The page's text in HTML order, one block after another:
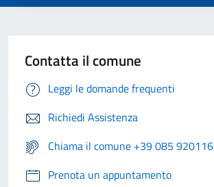
Contatta il comune
Leggi le domande frequenti
Richiedi Assistenza
Chiama il comune +39 085 920116
Prenota un appuntamento